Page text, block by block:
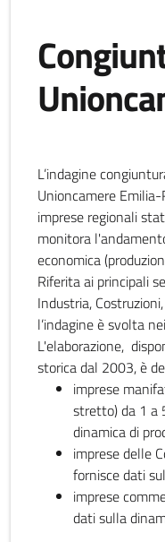
L’indagine
Unioncamere
imprese regionali
monitora
economica
Riferita ai principali
Industria,
l’indagine è svolta
L'elaborazione,
storica dal 2003, è
imprese
stretto) da 1 a
dinamica di
imprese delle
fornisce dati
imprese
dati sulla